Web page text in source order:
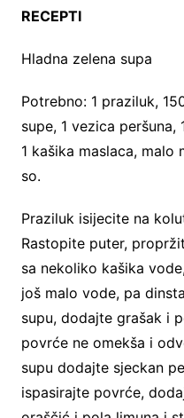
RECEPTI
Hladna zelena supa
Potrebno: 1 praziluk,
supe, 1 vezica peršuna,
1 kašika maslaca,
so.
Praziluk isijecite na
Rastopite puter,
sa nekoliko kašika
još malo vode, pa
supu, dodajte grašak i
povrće ne omekša i
supu dodajte sjeckan
ispasirajte povrće,